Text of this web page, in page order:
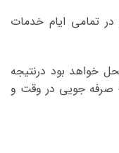
تمامی ایام خدمات
خواهد بود درنتیجه
صرفه جویی در وقت و